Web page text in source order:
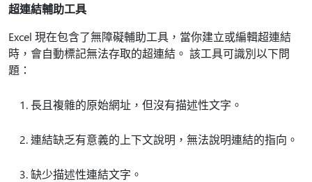
超連結輔助工具
Excel 現在包含了無障礙輔助工具，當你建立或編輯超連結
時，會自動標記無法存取的超連結。 該工具可識別以下問
題：
長且複雜的原始網址，但沒有描述性文字。
連結缺乏有意義的上下文說明，無法說明連結的指向。
缺少描述性連結文字。